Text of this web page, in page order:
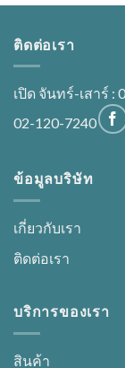
ติดต่อเรา
เปิด จันทร์-เสาร์ :
02-120-7240
ข้อมูลบริษัท
เกี่ยวกับเรา
ติดต่อเรา
บริการของเรา
สินค้า